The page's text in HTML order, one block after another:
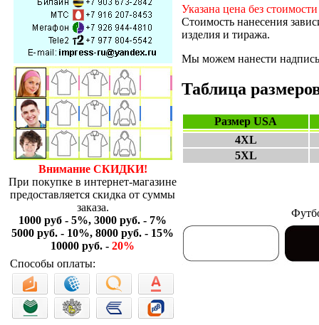
Внимание СКИДКИ!
При покупке в интернет-магазине
предоставляется скидка от суммы
заказа.
1000 руб - 5%, 3000 руб. - 7%
5000 руб. - 10%, 8000 руб. - 15%
10000 руб. - 20%
Способы оплаты:
Указана цена без
Стоимость нанесения
изделия и тиража.
Мы можем нанести
Таблица
Размер USA
4XL
5XL